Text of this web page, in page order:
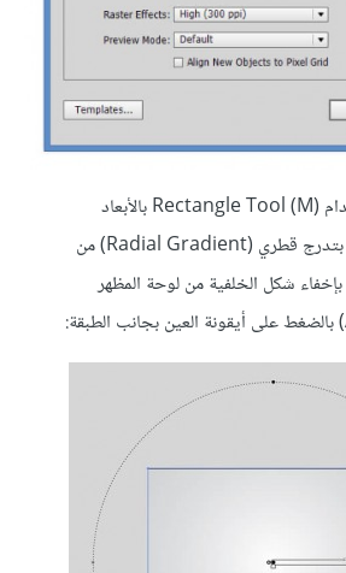
2. نرسم مستطيلا باستخدام (Rectangle Tool (M بالأبعاد
800px*600px ونملأه بتدرج قطري (Radial Gradient) من
شكل الخلفية من لوحة المظهر